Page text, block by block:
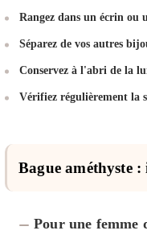
Rangez dans un écrin ou
Séparez de vos autres
Conservez à l'abri de la
Vérifiez régulièrement la
Bague améthyste :
Pour une femme